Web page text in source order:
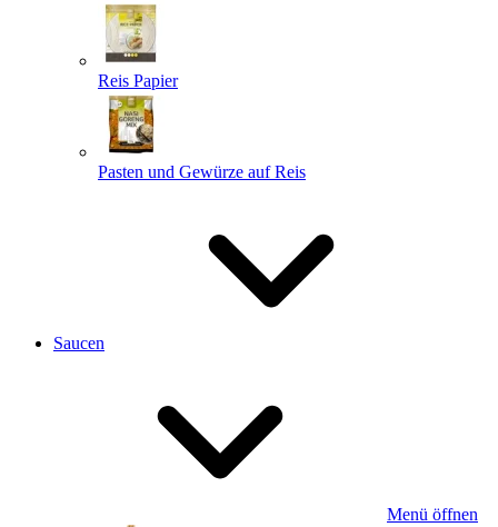
Reis Papier
Pasten und Gewürze auf Reis
Saucen
Menü öffnen